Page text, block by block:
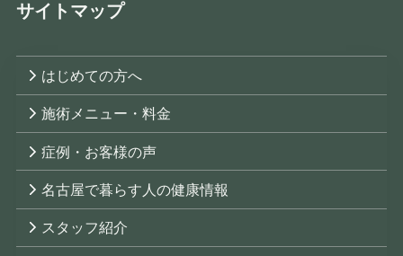
サイトマップ
はじめての方へ
施術メニュー・料金
症例・お客様の声
名古屋で暮らす人の健康情報
スタッフ紹介